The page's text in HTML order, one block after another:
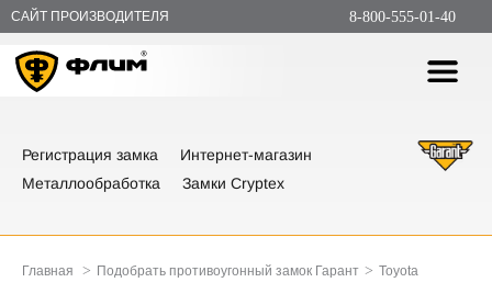
САЙТ ПРОИЗВОДИТЕЛЯ 8-800-555-01-40
Регистрация замка
Интернет-магазин
Металлообработка
Замки Cryptex
Главная > Подобрать противоугонный замок Гарант > Toyota